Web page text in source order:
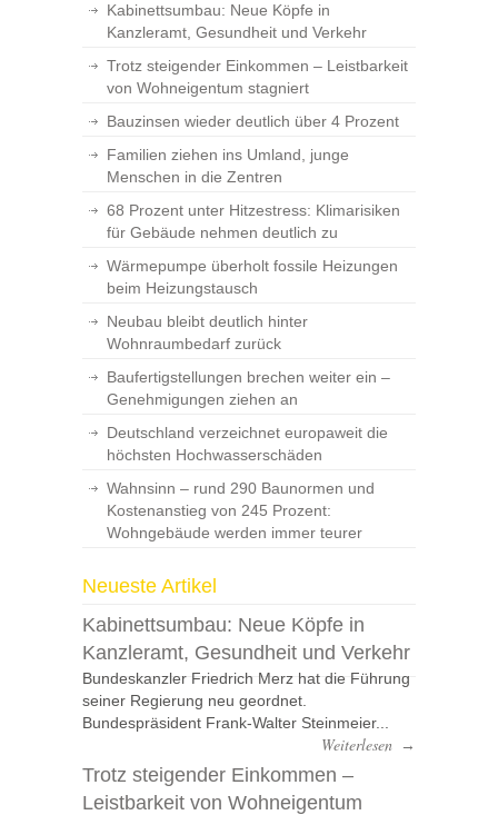
Kabinettsumbau: Neue Köpfe in
Kanzleramt, Gesundheit und Verkehr
Trotz steigender Einkommen – Leistbarkeit
von Wohneigentum stagniert
Bauzinsen wieder deutlich über 4 Prozent
Familien ziehen ins Umland, junge
Menschen in die Zentren
68 Prozent unter Hitzestress: Klimarisiken
für Gebäude nehmen deutlich zu
Wärmepumpe überholt fossile Heizungen
beim Heizungstausch
Neubau bleibt deutlich hinter
Wohnraumbedarf zurück
Baufertigstellungen brechen weiter ein –
Genehmigungen ziehen an
Deutschland verzeichnet europaweit die
höchsten Hochwasserschäden
Wahnsinn – rund 290 Baunormen und
Kostenanstieg von 245 Prozent:
Wohngebäude werden immer teurer
Neueste Artikel
Kabinettsumbau: Neue Köpfe in
Kanzleramt, Gesundheit und Verkehr
Bundeskanzler Friedrich Merz hat die Führung
seiner Regierung neu geordnet.
Bundespräsident Frank-Walter Steinmeier...
Weiterlesen →
Trotz steigender Einkommen –
Leistbarkeit von Wohneigentum